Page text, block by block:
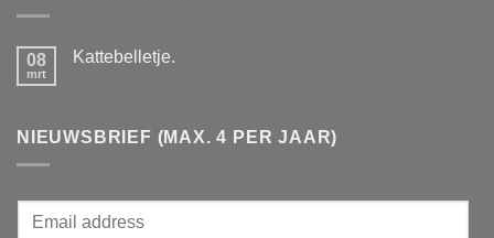
08
mrt
Kattebelletje.
NIEUWSBRIEF (MAX. 4 PER JAAR)